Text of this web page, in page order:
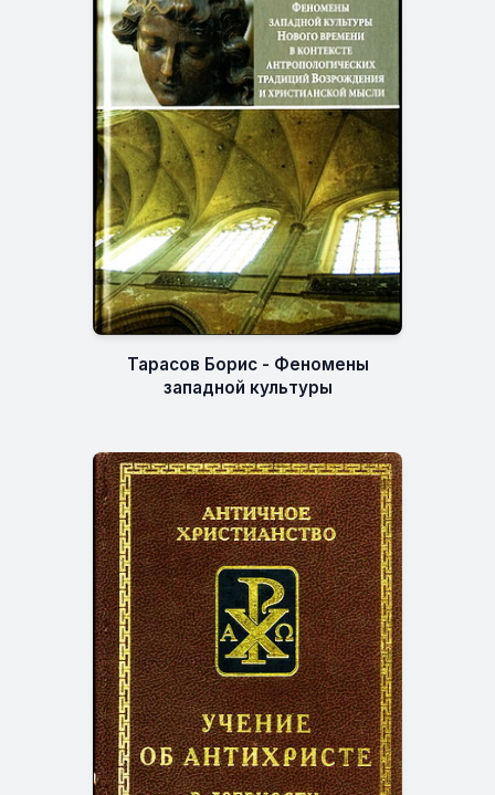
Тарасов Борис - Феномены
западной культуры